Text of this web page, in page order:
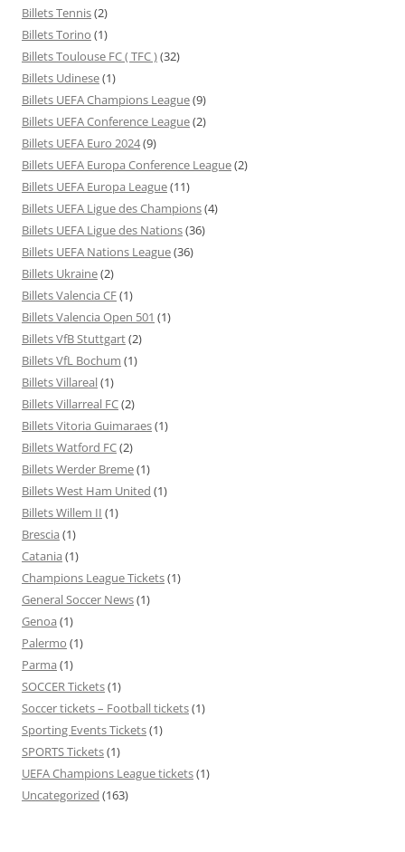
Billets Tennis(2)
Billets Torino (1)
Billets Toulouse FC ( TFC )(32)
Billets Udinese(1)
Billets UEFA Champions League(9)
Billets UEFA Conference League(2)
Billets UEFA Euro 2024(9)
Billets UEFA Europa Conference League(2)
Billets UEFA Europa League(11)
Billets UEFA Ligue des Champions(4)
Billets UEFA Ligue des Nations(36)
Billets UEFA Nations League(36)
Billets Ukraine(2)
Billets Valencia CF(1)
Billets Valencia Open 501 (1)
Billets VfB Stuttgart(2)
Billets VfL Bochum (1)
Billets Villareal(1)
Billets Villarreal FC(2)
Billets Vitoria Guimaraes(1)
Billets Watford FC(2)
Billets Werder Breme(1)
Billets West Ham United (1)
Billets Willem II (1)
Brescia (1)
Catania (1)
Champions League Tickets(1)
General Soccer News(1)
Genoa (1)
Palermo (1)
Parma (1)
SOCCER Tickets(1)
Soccer tickets – Football tickets(1)
Sporting Events Tickets(1)
SPORTS Tickets(1)
UEFA Champions League tickets(1)
Uncategorized (163)